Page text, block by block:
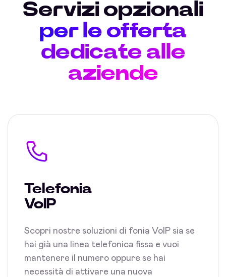
Servizi opzionali
per le offerta
dedicate alle
aziende
Telefonia
VoIP
Scopri nostre soluzioni di fonia VoIP sia se
hai già una linea telefonica fissa e vuoi
mantenere il numero oppure se hai
necessità di attivare una nuova